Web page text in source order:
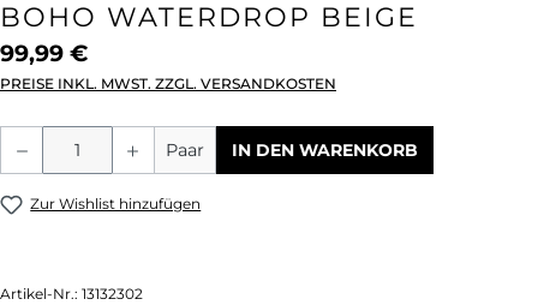
BOHO WATERDROP BEIGE
99,99 €
PREISE INKL. MWST. ZZGL. VERSANDKOSTEN
Produkt Anzahl: Gib den gewünschten
Paar IN DEN WARENKORB
Zur Wishlist hinzufügen
Artikel-Nr.: 13132302